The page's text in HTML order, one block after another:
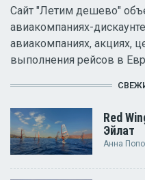
Сайт "Летим дешево"
авиакомпаниях-
авиакомпаниях, акциях,
выполнения рейсов в
Red
Эйлат
Анна